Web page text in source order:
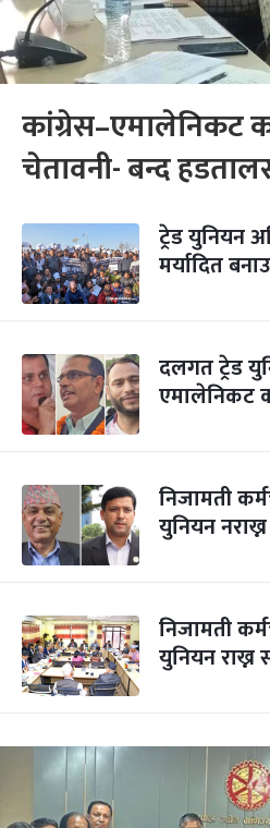
कांग्रेस–एमालेनिकट
चेतावनी- बन्द
ट्रेड युनियन
मर्यादित
दलगत ट्रेड
एमालेनिकट
निजामती
युनियन
निजामती
युनियन